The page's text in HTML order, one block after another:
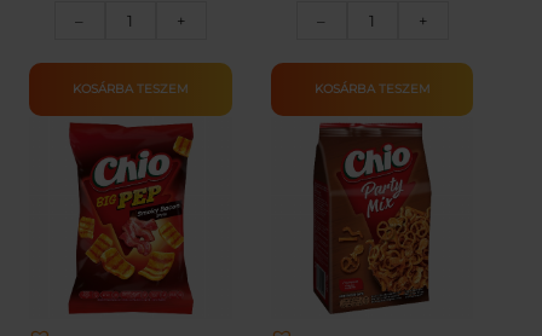
–
KALIFA
TÁLCÁS
200G
+
KOSÁRBA TESZEM
–
CHIO
65G
mennyiség
+
KOSÁRBA TESZEM